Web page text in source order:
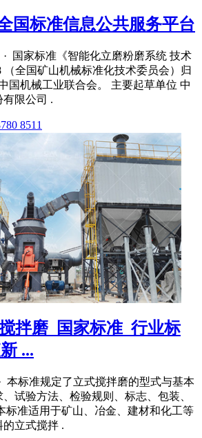
国标准信息公共服务平台
· 国家标准《智能化立磨粉磨系统 技术
（全国矿山机械标准化技术委员会）归
国机械工业联合会。 主要起草单位 中
限公司 .
8511
拌磨_国家标准_行业标
...
本标准规定了立式搅拌磨的型式与基本
试验方法、检验规则、标志、包装、
标准适用于矿山、冶金、建材和化工等
立式搅拌 .